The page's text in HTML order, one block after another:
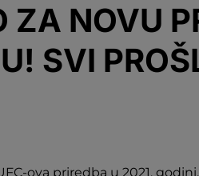
ZA NOVU
SVI
ova priredba u 2021.